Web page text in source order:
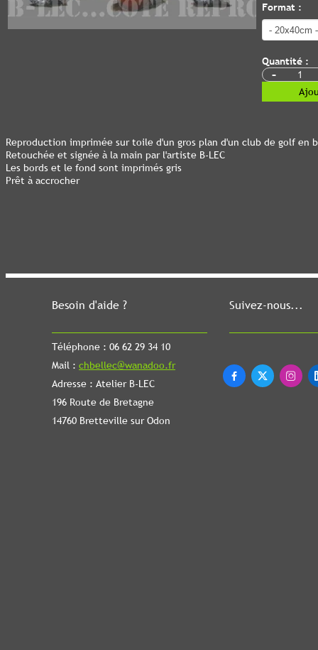
Besoin d'aide ?
Téléphone : 06 62 29 34 10
Mail : chbellec@wanadoo.fr
Adresse : Atelier B-LEC
196 Route de Bretagne
14760 Bretteville sur Odon
Suivez-nous...
  
Format :
Quantité :
-
Reproduction imprimée sur toile d'un gros plan d'un club de golf en
Retouchée et signée à la main par l'artiste B-LEC
Les bords et le fond sont imprimés gris
Prêt à accrocher